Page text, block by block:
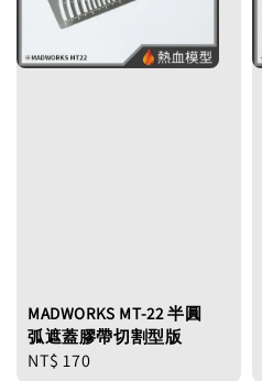
MADWORKS MT-22 半圓
弧遮蓋膠帶切割型版
Regular
NT$ 170